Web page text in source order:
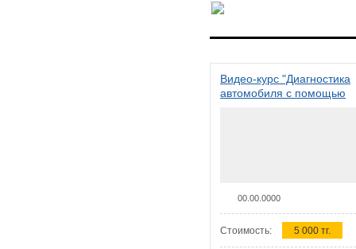
Видео-курс "Диагностика
автомобиля с помощью
00.00.0000
Стоимость: 5 000 тг.